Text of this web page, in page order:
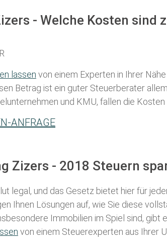
- Welche Kosten sind
lassen von einem Experten in Ihrer
Betrag ist ein guter Steuerberater
und KMU, fallen die
ANFRAGE
Zizers - 2018 Steuern
legal, und das Gesetz bietet hier für
Ihnen Lösungen auf, wie Sie diese
Immobilien im Spiel sind,
von einem Steuerexperten aus Ihrer